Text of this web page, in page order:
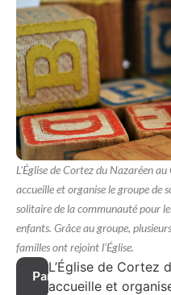
L'Église de Cortez du Nazaréen
accueille et organise le groupe de
solitaire de la communauté pour
enfants. Grâce au groupe,
familles ont rejoint l'Église.
Partager
L’Église de Cortez
accueille et